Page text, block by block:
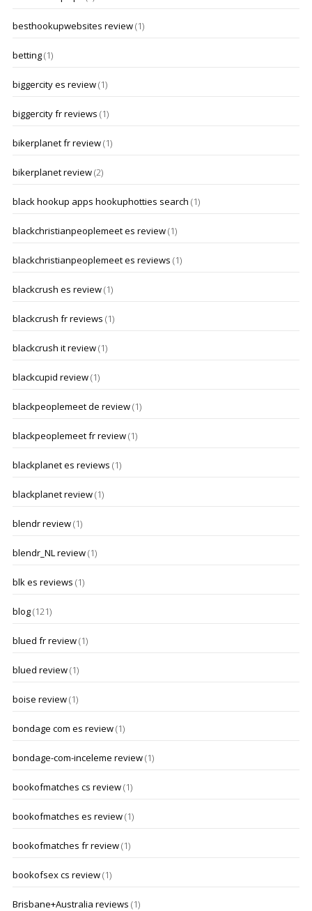
besthookupwebsites review(1)
betting(1)
biggercity es review(1)
biggercity fr reviews (1)
bikerplanet fr review(1)
bikerplanet review(2)
black hookup apps hookuphotties search (1)
blackchristianpeoplemeet es review(1)
blackchristianpeoplemeet es reviews (1)
blackcrush es review(1)
blackcrush fr reviews (1)
blackcrush it review(1)
blackcupid review(1)
blackpeoplemeet de review(1)
blackpeoplemeet fr review(1)
blackplanet es reviews (1)
blackplanet review(1)
blendr review(1)
blendr_NL review(1)
blk es reviews (1)
blog(121)
blued fr review(1)
blued review(1)
boise review(1)
bondage com es review(1)
bondage-com-inceleme review(1)
bookofmatches cs review(1)
bookofmatches es review(1)
bookofmatches fr review(1)
bookofsex cs review(1)
Brisbane+Australia reviews (1)